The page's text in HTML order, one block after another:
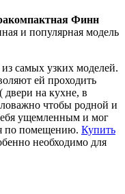
Финн
и популярная модель
самых узких моделей.
ей проходить
на кухне, в
чтобы родной и
ущемленным и мог
по помещению. Купить
необходимо для